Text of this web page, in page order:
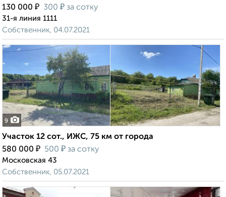
130 000 ₽ 300 ₽ за сотку
31-я линия 1111
Собственник, 04.07.2021
9
Участок 12 сот., ИЖС, 75 км от города
580 000 ₽ 500 ₽ за сотку
Московская 43
Собственник, 05.07.2021